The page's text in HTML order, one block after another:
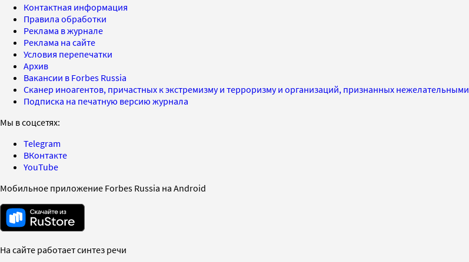
Контактная информация
Правила обработки
Реклама в журнале
Реклама на сайте
Условия перепечатки
Архив
Вакансии в Forbes Russia
Сканер иноагентов, причастных к экстремизму и терроризму и организаций, признанных нежелательными
Подписка на печатную версию журнала
Мы в соцсетях:
Telegram
ВКонтакте
YouTube
Мобильное приложение Forbes Russia на Android
На сайте работает синтез речи